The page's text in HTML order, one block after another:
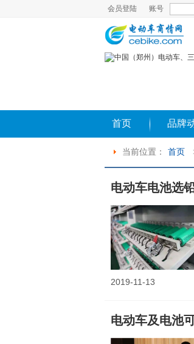
会员登陆 账号
首页 品牌
当前位置： 首页
电动车电池选
2019-11-13
电动车及电池